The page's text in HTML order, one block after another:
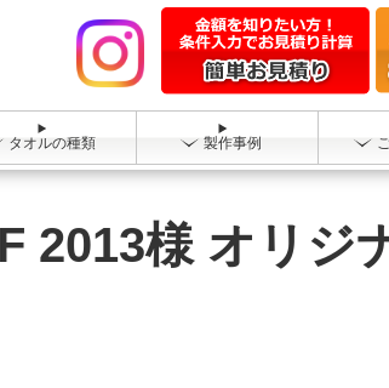
タオルの種類 製作事例
2013様 オリジ